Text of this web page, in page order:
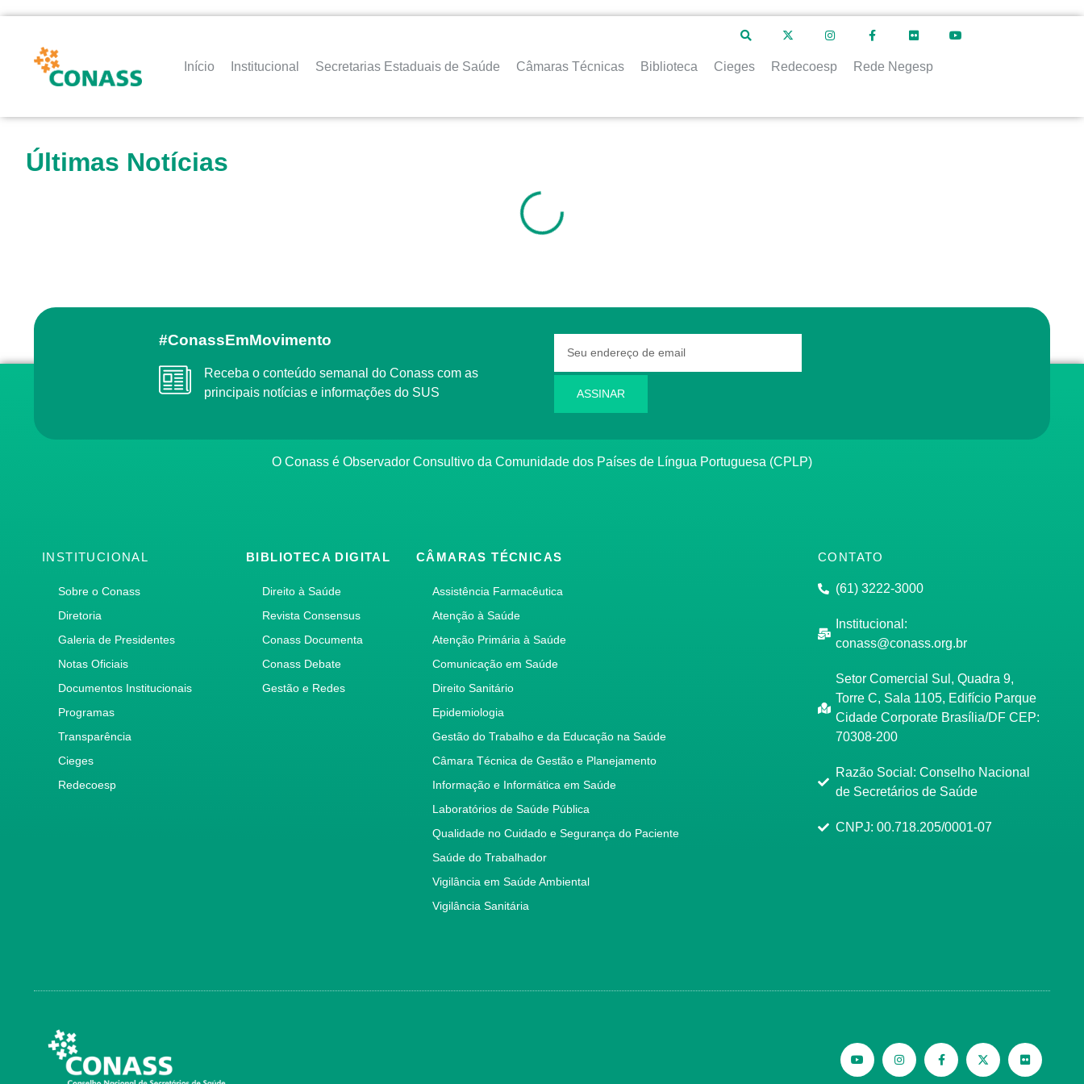
Início Institucional Secretarias Estaduais de Saúde Câmaras Técnicas Biblioteca Cieges Redecoesp Rede Negesp
Últimas Notícias
#ConassEmMovimento
Receba o conteúdo semanal do Conass com as
principais notícias e informações do SUS
ASSINAR
O Conass é Observador Consultivo da Comunidade dos Países de Língua Portuguesa (CPLP)
INSTITUCIONAL
Sobre o Conass
Diretoria
Galeria de Presidentes
Notas Oficiais
Documentos Institucionais
Programas
Transparência
Cieges
Redecoesp
BIBLIOTECA DIGITAL
Direito à Saúde
Revista Consensus
Conass Documenta
Conass Debate
Gestão e Redes
CÂMARAS TÉCNICAS
Assistência Farmacêutica
Atenção à Saúde
Atenção Primária à Saúde
Comunicação em Saúde
Direito Sanitário
Epidemiologia
Gestão do Trabalho e da Educação na Saúde
Câmara Técnica de Gestão e Planejamento
Informação e Informática em Saúde
Laboratórios de Saúde Pública
Qualidade no Cuidado e Segurança do Paciente
Saúde do Trabalhador
Vigilância em Saúde Ambiental
Vigilância Sanitária
CONTATO
(61) 3222-3000
Institucional:
conass@conass.org.br
Setor Comercial Sul, Quadra 9,
Torre C, Sala 1105, Edifício Parque
Cidade Corporate Brasília/DF CEP:
70308-200
Razão Social: Conselho Nacional
de Secretários de Saúde
CNPJ: 00.718.205/0001-07